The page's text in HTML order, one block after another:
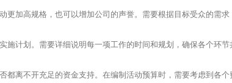
更加高规格，也可以增加公司的声誉。需要根据目标受众的需求
施计划。需要详细说明每一项工作的时间和规划，确保各个环节
都离不开充足的资金支持。在编制活动预算时，需要考虑到各个